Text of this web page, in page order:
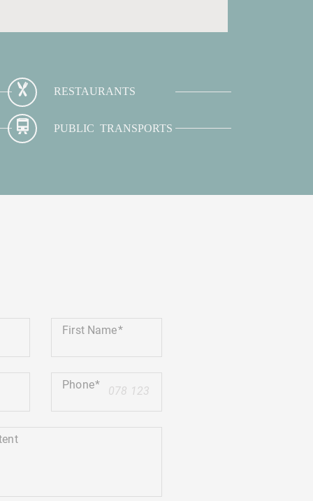
RESTAURANTS
PUBLIC TRANSPORTS
First Name
+41
Phone